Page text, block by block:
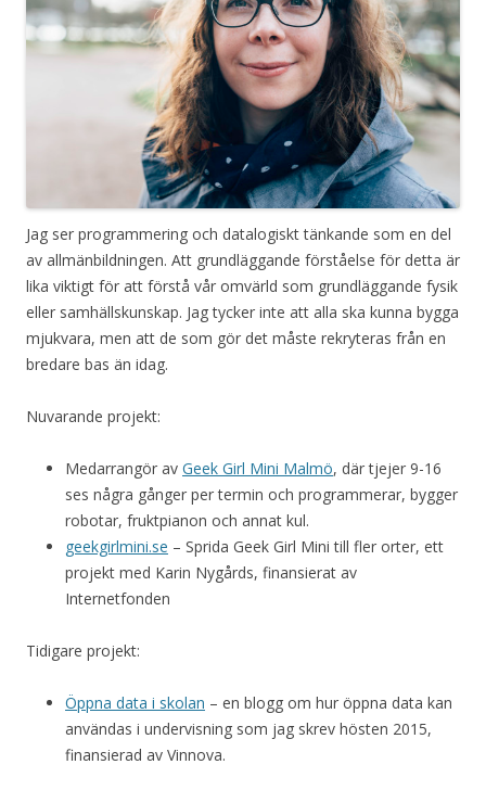
Jag ser programmering och datalogiskt tänkande som en del
av allmänbildningen. Att grundläggande förståelse för detta är
lika viktigt för att förstå vår omvärld som grundläggande fysik
eller samhällskunskap. Jag tycker inte att alla ska kunna bygga
mjukvara, men att de som gör det måste rekryteras från en
bredare bas än idag.
Nuvarande projekt:
Medarrangör av Geek Girl Mini Malmö, där tjejer 9-16
ses några gånger per termin och programmerar, bygger
robotar, fruktpianon och annat kul.
geekgirlmini.se – Sprida Geek Girl Mini till fler orter, ett
projekt med Karin Nygårds, finansierat av
Internetfonden
Tidigare projekt:
Öppna data i skolan – en blogg om hur öppna data kan
användas i undervisning som jag skrev hösten 2015,
finansierad av Vinnova.